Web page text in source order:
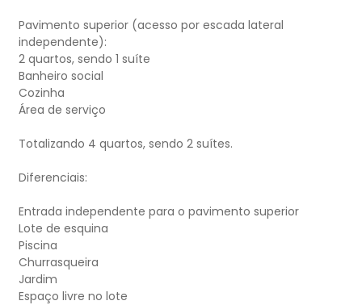
Pavimento superior (acesso por escada lateral
independente):
2 quartos, sendo 1 suíte
Banheiro social
Cozinha
Área de serviço
Totalizando 4 quartos, sendo 2 suítes.
Diferenciais:
Entrada independente para o pavimento superior
Lote de esquina
Piscina
Churrasqueira
Jardim
Espaço livre no lote